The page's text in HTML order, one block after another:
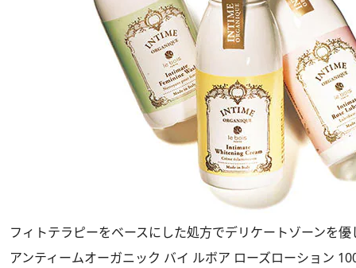
フィトテラピーをベースにした処方でデリケートゾーンを
アンティームオーガニック バイ ルボア ローズローション